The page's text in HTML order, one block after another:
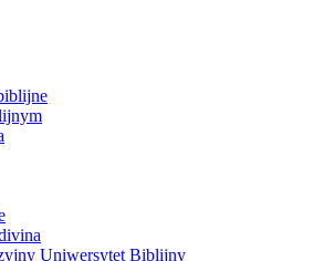
Uniwersytet Biblijny